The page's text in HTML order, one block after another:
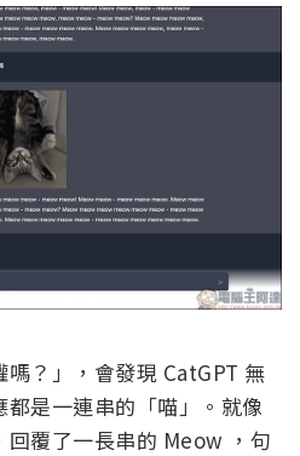
？」，會發現 CatGPT 無
是一連串的「喵」。就像
覆了一長串的 Meow ，句